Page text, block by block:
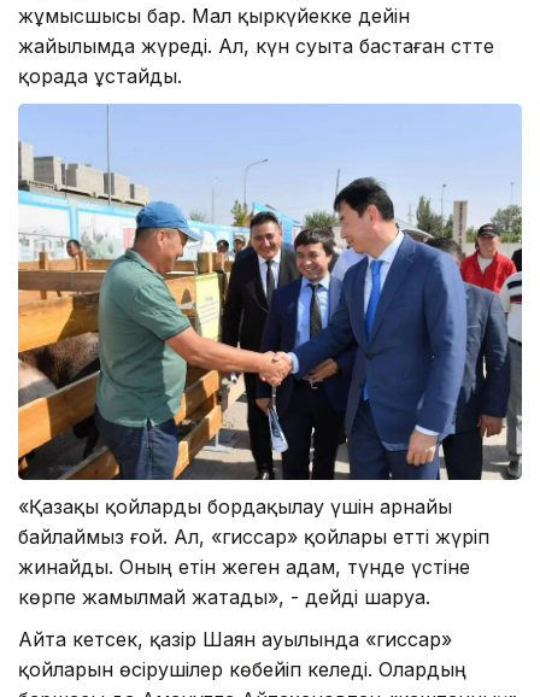
жұмысшысы бар. Мал қыркүйекке дейін
жайылымда жүреді. Ал, күн суыта бастаған сәтте
қорада ұстайды.
«Қазақы қойларды бордақылау үшін арнайы
байлаймыз ғой. Ал, «гиссар» қойлары етті жүріп
жинайды. Оның етін жеген адам, түнде үстіне
көрпе жамылмай жатады», - дейді шаруа.
Айта кетсек, қазір Шаян ауылында «гиссар»
қойларын өсірушілер көбейіп келеді. Олардың